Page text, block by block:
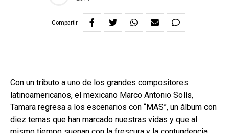
Compartir
Con un tributo a uno de los grandes compositores
latinoamericanos, el mexicano Marco Antonio Solís,
Tamara regresa a los escenarios con “MAS”, un álbum con
diez temas que han marcado nuestras vidas y que al